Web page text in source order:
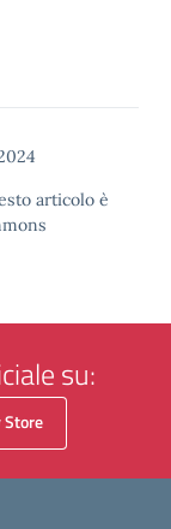
articolo è
su:
Store